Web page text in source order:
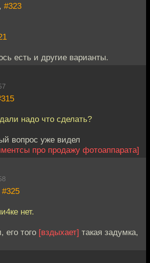
#323
есть и другие варианты.
надо что сделать?
вопрос уже видел
про продажу фотоаппарата]
#325
нет.
его того [вздыхает] такая задумка,